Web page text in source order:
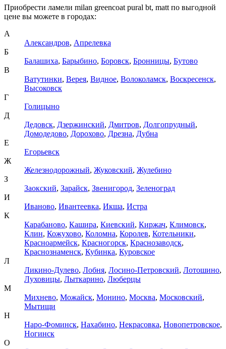
Приобрести ламели milan greencoat pural bt, matt по выгодной
цене вы можете в городах:
А
Александров, Апрелевка
Б
Балашиха, Барыбино, Боровск, Бронницы, Бутово
В
Ватутинки, Верея, Видное, Волоколамск, Воскресенск,
Высоковск
Г
Голицыно
Д
Дедовск, Дзержинский, Дмитров, Долгопрудный,
Домодедово, Дорохово, Дрезна, Дубна
Е
Егорьевск
Ж
Железнодорожный, Жуковский, Жулебино
З
Заокский, Зарайск, Звенигород, Зеленоград
И
Иваново, Ивантеевка, Икша, Истра
К
Карабаново, Кашира, Киевский, Киржач, Климовск,
Клин, Кожухово, Коломна, Королев, Котельники,
Красноармейск, Красногорск, Краснозаводск,
Краснознаменск, Кубинка, Куровское
Л
Ликино-Дулево, Лобня, Лосино-Петровский, Лотошино,
Луховицы, Лыткарино, Люберцы
М
Михнево, Можайск, Монино, Москва, Московский,
Мытищи
Н
Наро-Фоминск, Нахабино, Некрасовка, Новопетровское,
Ногинск
О